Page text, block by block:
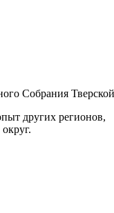
Собрания
других регионов,